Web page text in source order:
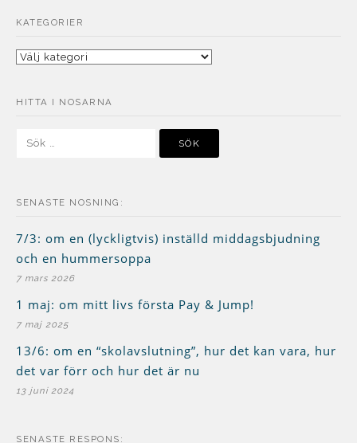
KATEGORIER
Kategorier
HITTA I NOSARNA
SENASTE NOSNING:
7/3: om en (lyckligtvis) inställd middagsbjudning
och en hummersoppa
7 mars 2026
1 maj: om mitt livs första Pay & Jump!
7 maj 2025
13/6: om en “skolavslutning”, hur det kan vara, hur
det var förr och hur det är nu
13 juni 2024
SENASTE RESPONS: